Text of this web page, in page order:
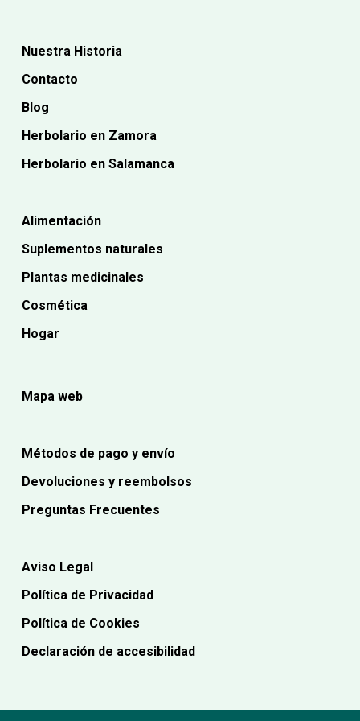
Nuestra Historia
Contacto
Blog
Herbolario en Zamora
Herbolario en Salamanca
Alimentación
Suplementos naturales
Plantas medicinales
Cosmética
Hogar
Mapa web
Métodos de pago y envío
Devoluciones y reembolsos
Preguntas Frecuentes
Aviso Legal
Política de Privacidad
Política de Cookies
Declaración de accesibilidad